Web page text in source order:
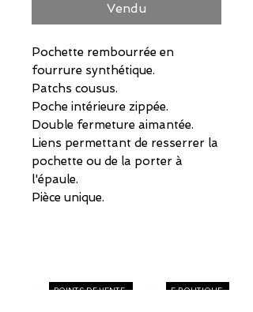
Vendu
Pochette rembourrée en
fourrure synthétique.
Patchs cousus.
Poche intérieure zippée.
Double fermeture aimantée.
Liens permettant de resserrer la
pochette ou de la porter à
l'épaule.
Pièce unique.
POINTS DE VENTE E-BOUTIQUE